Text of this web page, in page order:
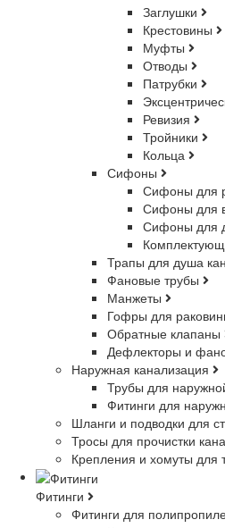
Заглушки
Крестовины
Муфты
Отводы
Патрубки
Ревизия
Тройники
Кольца
Сифоны
Сифоны для
Сифоны для
Сифоны для
Трапы для душа
Фановые трубы
Манжеты
Гофры для
Обратные клапаны
Дефлекторы и
Наружная канализация
Трубы для
Фитинги для
Шланги и подводки для
Тросы для прочистки
Крепления и хомуты для
Фитинги
Фитинги для